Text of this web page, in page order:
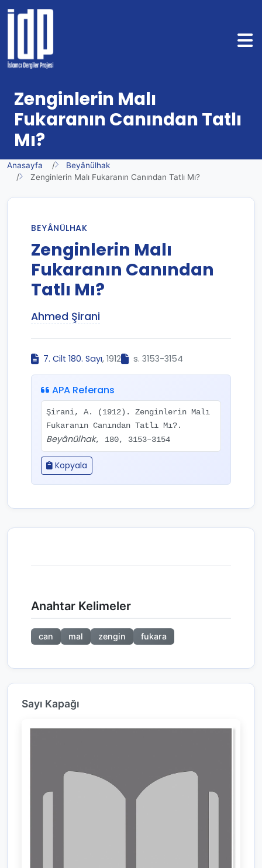
Zenginlerin Malı
Fukaranın Canından Tatlı
Mı?
Anasayfa
Beyânülhak
Zenginlerin Malı Fukaranın Canından Tatlı Mı?
BEYÂNÜLHAK
Zenginlerin Malı
Fukaranın Canından
Tatlı Mı?
Ahmed Şirani
7. Cilt 180. Sayı, 1912 s. 3153-3154
APA Referans
Şirani, A. (1912). Zenginlerin Malı
Fukaranın Canından Tatlı Mı?.
Beyânülhak, 180, 3153–3154
Kopyala
Anahtar Kelimeler
can mal zengin fukara
Sayı Kapağı